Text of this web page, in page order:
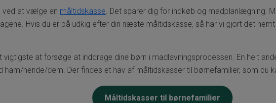
ved at vælge en måltidskasse . Det sparer dig for indkøb og madplanlægning.
Hvis du er på udkig efter din næste måltidskasse, så har vi gjort det
at forsøge at inddrage dine børn i madlavningsprocessen. En helt
hende/dem. Der findes et hav af måltidskasser til børnefamilier, som du
Måltidskasser til børnefamilier